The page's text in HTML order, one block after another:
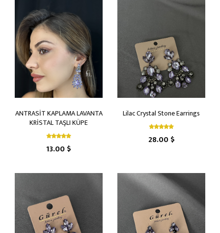
ANTRASİT KAPLAMA LAVANTA
KRİSTAL TAŞLI KÜPE
13.00 $
Lilac Crystal Stone Earrings
28.00 $